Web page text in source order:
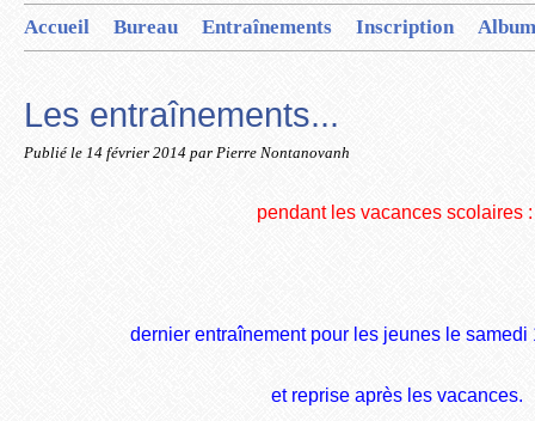
Accueil Bureau Entraînements Inscription
Les entraînements...
Publié le 14 février 2014 par Pierre Nontanovanh
pendant les vacances scolaires :
dernier entraînement pour les jeunes le samedi
et reprise après les vacances.